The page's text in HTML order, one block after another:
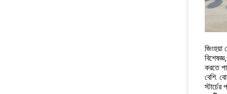
জিংহুয়া
করতে
বেশি.